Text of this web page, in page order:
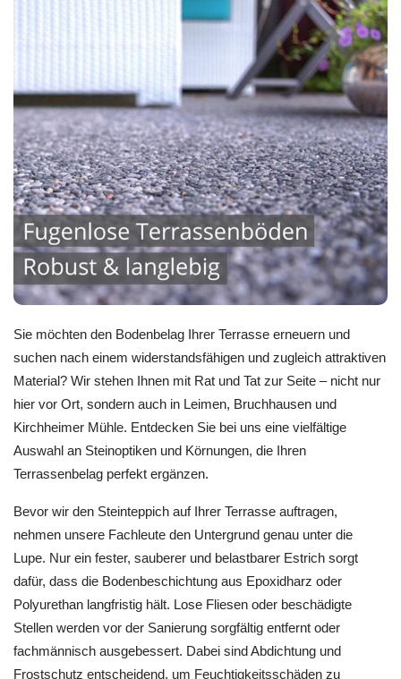
Sie möchten den Bodenbelag Ihrer Terrasse erneuern und
suchen nach einem widerstandsfähigen und zugleich attraktiven
Material? Wir stehen Ihnen mit Rat und Tat zur Seite – nicht nur
hier vor Ort, sondern auch in Leimen, Bruchhausen und
Kirchheimer Mühle. Entdecken Sie bei uns eine vielfältige
Auswahl an Steinoptiken und Körnungen, die Ihren
Terrassenbelag perfekt ergänzen.
Bevor wir den Steinteppich auf Ihrer Terrasse auftragen,
nehmen unsere Fachleute den Untergrund genau unter die
Lupe. Nur ein fester, sauberer und belastbarer Estrich sorgt
dafür, dass die Bodenbeschichtung aus Epoxidharz oder
Polyurethan langfristig hält. Lose Fliesen oder beschädigte
Stellen werden vor der Sanierung sorgfältig entfernt oder
fachmännisch ausgebessert. Dabei sind Abdichtung und
Frostschutz entscheidend, um Feuchtigkeitsschäden zu